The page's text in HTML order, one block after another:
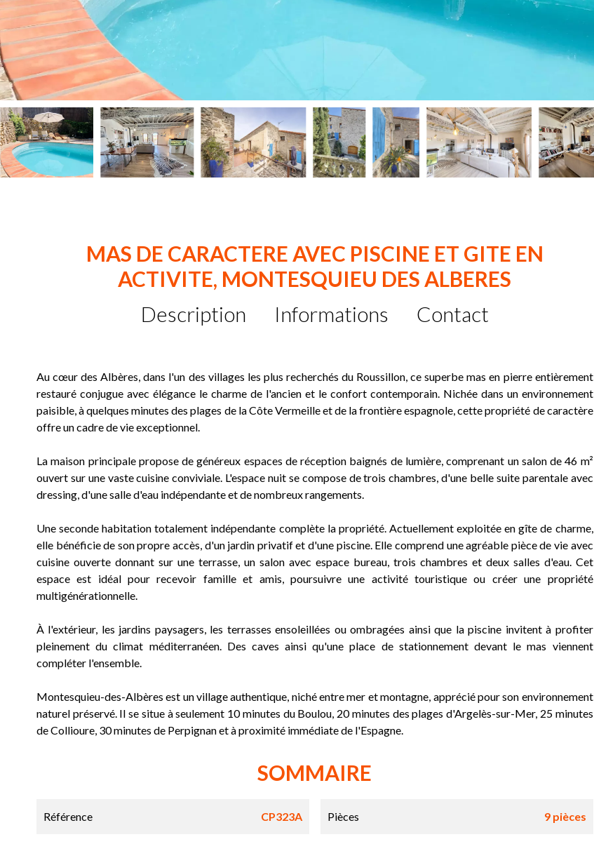
MAS DE CARACTERE AVEC PISCINE ET GITE EN
ACTIVITE, MONTESQUIEU DES ALBERES
Description
Informations Contact
Au cœur des Albères, dans l'un des villages les plus recherchés du Roussillon, ce superbe mas en pierre entièrement
restauré conjugue avec élégance le charme de l'ancien et le confort contemporain. Nichée dans un environnement
paisible, à quelques minutes des plages de la Côte Vermeille et de la frontière espagnole, cette propriété de caractère
offre un cadre de vie exceptionnel.
La maison principale propose de généreux espaces de réception baignés de lumière, comprenant un salon de 46 m²
ouvert sur une vaste cuisine conviviale. L'espace nuit se compose de trois chambres, d'une belle suite parentale avec
dressing, d'une salle d'eau indépendante et de nombreux rangements.
Une seconde habitation totalement indépendante complète la propriété. Actuellement exploitée en gîte de charme,
elle bénéficie de son propre accès, d'un jardin privatif et d'une piscine. Elle comprend une agréable pièce de vie avec
cuisine ouverte donnant sur une terrasse, un salon avec espace bureau, trois chambres et deux salles d'eau. Cet
espace est idéal pour recevoir famille et amis, poursuivre une activité touristique ou créer une propriété
multigénérationnelle.
À l'extérieur, les jardins paysagers, les terrasses ensoleillées ou ombragées ainsi que la piscine invitent à profiter
pleinement du climat méditerranéen. Des caves ainsi qu'une place de stationnement devant le mas viennent
compléter l'ensemble.
Montesquieu-des-Albères est un village authentique, niché entre mer et montagne, apprécié pour son environnement
naturel préservé. Il se situe à seulement 10 minutes du Boulou, 20 minutes des plages d'Argelès-sur-Mer, 25 minutes
de Collioure, 30 minutes de Perpignan et à proximité immédiate de l'Espagne.
SOMMAIRE
Référence CP323A Pièces 9 pièces